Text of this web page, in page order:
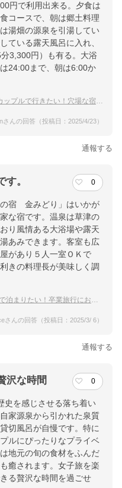
円で利用出来る。夕食は
コースで、朝は郷土料理
湯畑の源泉を引湯してい
ている露天風呂に入れ、
3,300円）も有る。大浴
24:00まで、朝は6:00か
で行きたい！穴場な宿のおすすめは？
さんの回答（投稿日：2025/4/23）
通報する
。 0
宿 金みどり」はいかが
な宿です。温泉は草津の
り風情ある大浴場や露天
あみできます。客室も広
があり５人一室ＯＫで
きの料理長が美味しく調
い！卒業旅行におすすめの温泉宿は？
さんの回答（投稿日：2025/3/ 6）
通報する
沢な時間 0
史を感じさせる落ち着い
家源泉から引かれた泉質
切風呂が自慢です。特に
ルにぴったりなプライベ
地元の旬の食材をふんだ
癒されます。女子旅を楽
る贅沢な時間を過ごせ